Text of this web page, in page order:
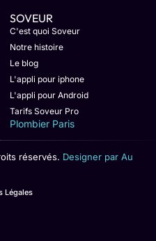
SOVEUR
C'est quoi Soveur
Notre histoire
Le blog
L'appli pour iphone
L'appli pour Android
Tarifs Soveur Pro
Plombier Paris
réservés. Designer par Au
Légales